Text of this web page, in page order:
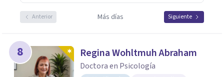
Anterior Más días Siguiente
8 Regina Wohltmuh Abraham
Doctora en Psicología